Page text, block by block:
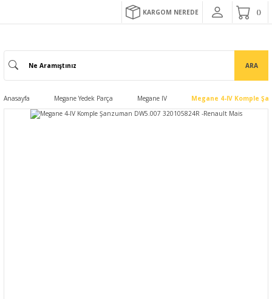
KARGOM NEREDE
ARA
Anasayfa Megane Yedek Parça Megane IV Megane 4-IV Komple